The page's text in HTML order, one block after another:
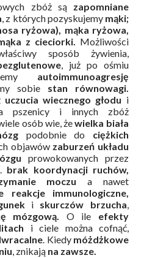
zbóż są zapomniane
, z których pozyskujemy mąki;
ryżowa), mąka ryżowa,
z cieciorki. Możliwości
sposób żywienia,
, już po ośmiu
autoimmunoagresję
sobie stan równowagi.
uczucia wiecznego głodu i
pszenicy i innych zbóż
osób wie, żewielka biała
podobnie do ciężkich
objawów zaburzeń układu
prowokowanych przez
brak koordynacji ruchów,
moczu a nawet
reakcje immunologiczne,
i skurczów brzucha,
mózgową. O ile efekty
i ciele można cofnąć,
. Kiedy móżdżkowe
, znikają na zawsze.